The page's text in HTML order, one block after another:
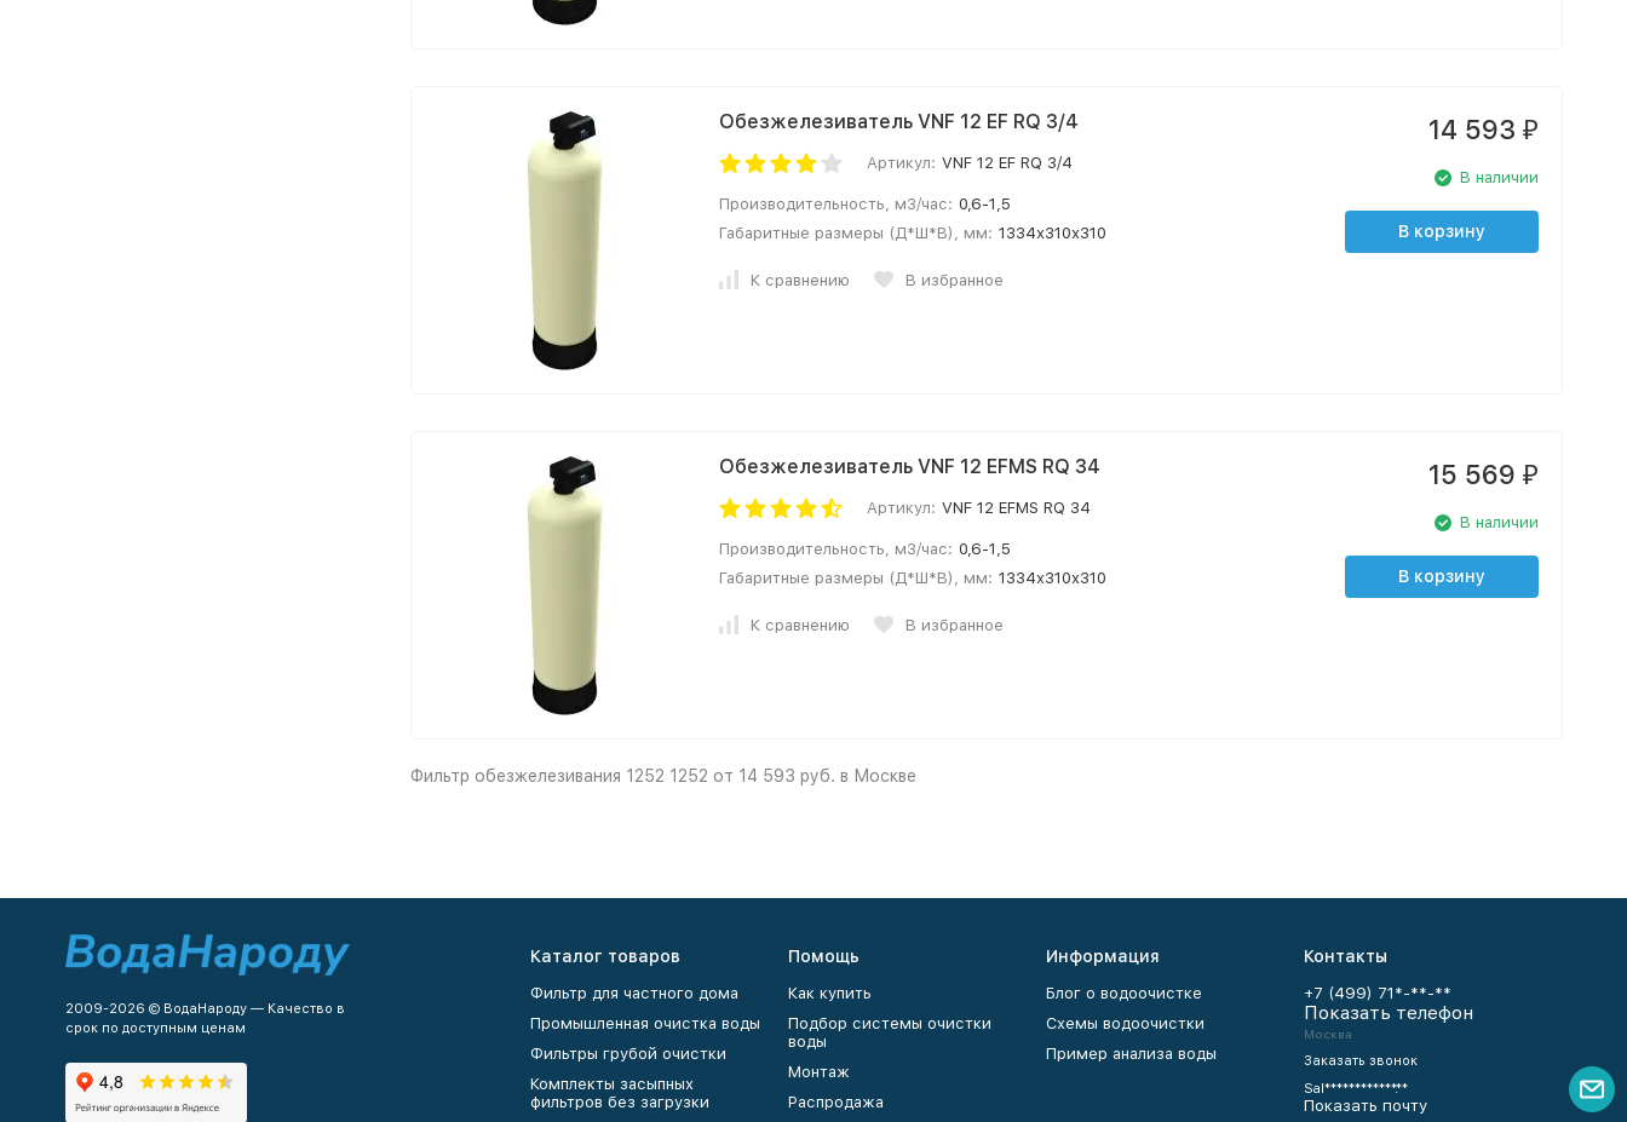
Обезжелезиватель VNF 12 EF RQ 3/4
Артикул: VNF 12 EF RQ 3/4
Производительность, м3/час: 0,6-1,5
Габаритные размеры (Д*Ш*В), мм: 1334х310х310
К сравнению В избранное
14 593 ₽
В наличии
В корзину
Обезжелезиватель VNF 12 EFMS RQ 34
Артикул: VNF 12 EFMS RQ 34
Производительность, м3/час: 0,6-1,5
Габаритные размеры (Д*Ш*В), мм: 1334х310х310
К сравнению В избранное
15 569 ₽
В наличии
В корзину
Фильтр обезжелезивания 1252 1252 от 14 593 руб. в Москве
2009-2026 © ВодаНароду — Качество в
срок по доступным ценам
Каталог товаров
Фильтр для частного дома
Промышленная очистка воды
Фильтры грубой очистки
Комплекты засыпных
фильтров без загрузки
Помощь
Как купить
Подбор системы очистки
воды
Монтаж
Распродажа
Информация
Блог о водоочистке
Схемы водоочистки
Пример анализа воды
Контакты
+7 (499) 71*-**-**
Показать телефон
Москва
Заказать звонок
Sal************.**
Показать почту